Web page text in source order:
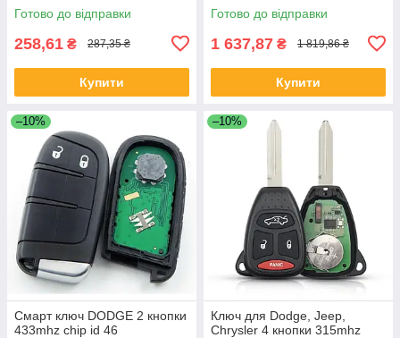
Готово до відправки
258,61 ₴ 287,35 ₴
Купити
Готово до відправки
1 637,87 ₴ 1 819,86 ₴
Купити
–10%
Смарт ключ DODGE 2 кнопки
433mhz chip id 46
–10%
Ключ для Dodge, Jeep,
Chrysler 4 кнопки 315mhz